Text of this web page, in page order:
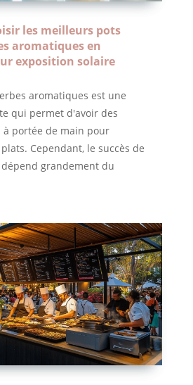
les meilleurs pots
aromatiques en
exposition solaire
aromatiques est une
qui permet d'avoir des
à portée de main pour
Cependant, le succès de
grandement du